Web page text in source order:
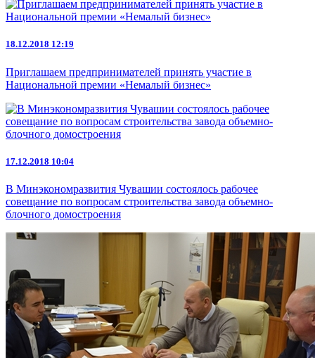
18.12.2018 12:19
Приглашаем предпринимателей принять участие в
Национальной премии «Немалый бизнес»
17.12.2018 10:04
В Минэкономразвития Чувашии состоялось рабочее
совещание по вопросам строительства завода объемно-
блочного домостроения